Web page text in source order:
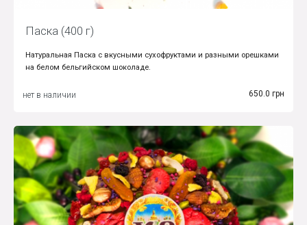
Паска (400 г)
Натуральная Паска с вкусными сухофруктами и разными орешками
на белом бельгийском шоколаде.
нет в наличии 650.0 грн